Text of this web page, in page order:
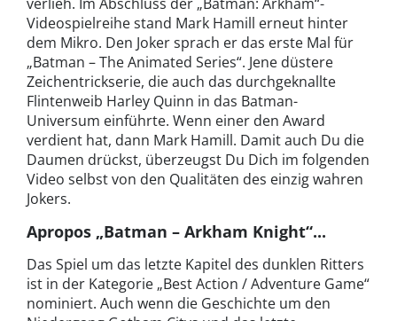
Videospielreihe stand Mark Hamill erneut hinter
dem Mikro. Den Joker sprach er das erste Mal für
„Batman – The Animated Series“. Jene düstere
Zeichentrickserie, die auch das durchgeknallte
Flintenweib Harley Quinn in das Batman-
Universum einführte. Wenn einer den Award
verdient hat, dann Mark Hamill. Damit auch Du die
Daumen drückst, überzeugst Du Dich im folgenden
Video selbst von den Qualitäten des einzig wahren
Jokers.
Apropos „Batman – Arkham Knight“...
Das Spiel um das letzte Kapitel des dunklen Ritters
ist in der Kategorie „Best Action / Adventure Game“
nominiert. Auch wenn die Geschichte um den